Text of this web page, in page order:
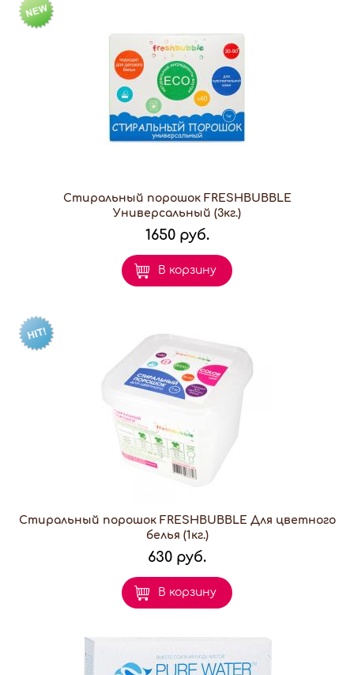
Стиральный порошок FRESHBUBBLE
Универсальный (3кг.)
1650 руб.
В корзину
Стиральный порошок FRESHBUBBLE Для цветного
белья (1кг.)
630 руб.
В корзину